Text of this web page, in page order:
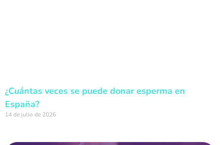
¿Cuántas veces se puede donar esperma en
España?
14 de julio de 2026